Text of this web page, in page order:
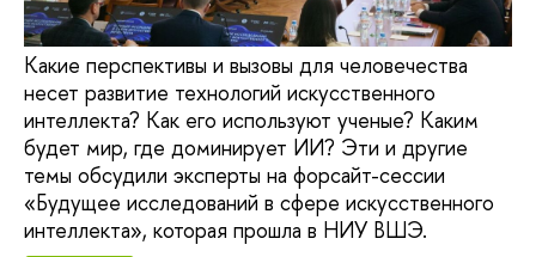
Какие перспективы и вызовы для человечества
несет развитие технологий искусственного
интеллекта? Как его используют ученые? Каким
будет мир, где доминирует ИИ? Эти и другие
темы обсудили эксперты на форсайт-сессии
«Будущее исследований в сфере искусственного
интеллекта», которая прошла в НИУ ВШЭ.